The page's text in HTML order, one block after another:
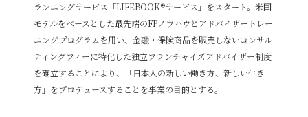
ランニングサービス「LIFEBOOK®サービス」をスタート。米国
モデルをベースとした最先端のFPノウハウとアドバイザートレー
ニングプログラムを用い、金融・保険商品を販売しないコンサル
ティングフィーに特化した独立フランチャイズアドバイザー制度
を確立することにより、「日本人の新しい働き方、新しい生き
方」をプロデュースすることを事業の目的とする。